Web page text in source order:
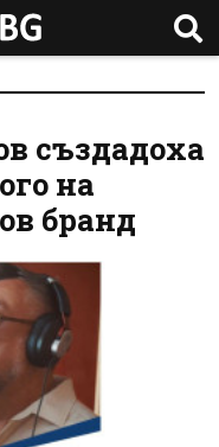
създадоха
на
бранд